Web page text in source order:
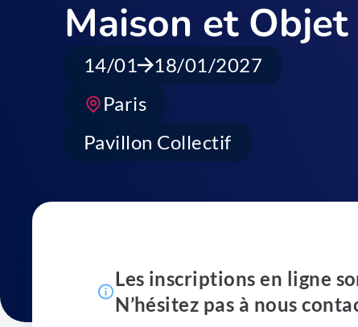
Maison et
14/01
18/01/2027
Paris
Pavillon Collectif
Les inscriptions en ligne
N’hésitez pas à nous